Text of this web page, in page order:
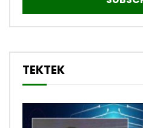
TEKTEK